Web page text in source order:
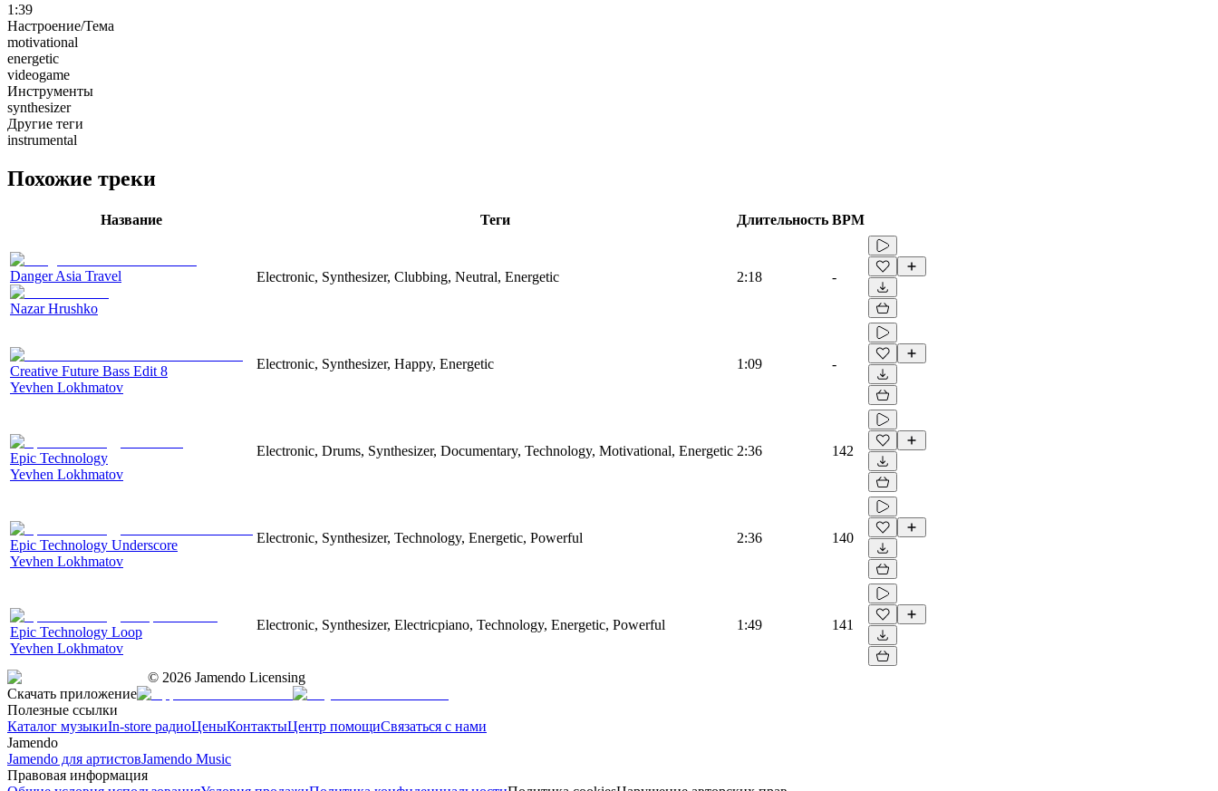
1:39
Настроение/Тема
motivational
energetic
videogame
Инструменты
synthesizer
Другие теги
instrumental
Похожие треки
Название Теги Длительность BPM
Danger Asia Travel
Nazar Hrushko
Electronic, Synthesizer, Clubbing, Neutral, Energetic 2:18 -
Creative Future Bass Edit 8
Yevhen Lokhmatov
Electronic, Synthesizer, Happy, Energetic 1:09 -
Epic Technology
Yevhen Lokhmatov
Electronic, Drums, Synthesizer, Documentary, Technology, Motivational, Energetic 2:36 142
Epic Technology Underscore
Yevhen Lokhmatov
Electronic, Synthesizer, Technology, Energetic, Powerful 2:36 140
Epic Technology Loop
Yevhen Lokhmatov
Electronic, Synthesizer, Electricpiano, Technology, Energetic, Powerful 1:49 141
© 2026 Jamendo Licensing
Скачать приложение
Полезные ссылки
Каталог музыкиIn-store радиоЦеныКонтактыЦентр помощиСвязаться с нами
Jamendo
Jamendo для артистовJamendo Music
Правовая информация